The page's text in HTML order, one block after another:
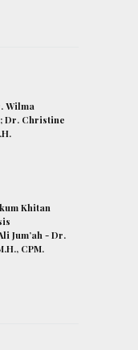
Wilma
Dr. Christine
Khitan
Jum’ah - Dr.
CPM.